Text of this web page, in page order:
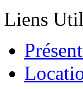
Liens